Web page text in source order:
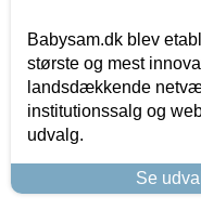
Babysam.dk blev
største og mest
landsdækkende
institutionssalg og
udvalg.
Se